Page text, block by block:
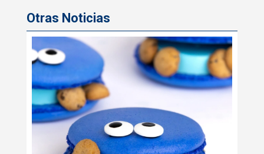
Otras Noticias